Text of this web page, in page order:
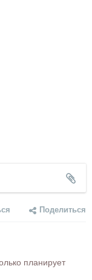
Поделиться
планирует